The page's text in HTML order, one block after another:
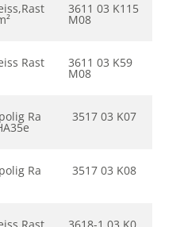
3611 03 K115
M08
Rast 3611 03 K59
M08
Ra 3517 03 K07
Ra 3517 03 K08